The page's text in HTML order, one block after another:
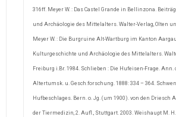
316ff. Meyer W. : Das Castel Grande in Bellinzona.
und Archäologie des Mittelalters. Walter-Verlag, Olten
Meyer W. : Die Burgruine Alt-Wartburg im Kanton
Kulturgeschichte und Archäologie des Mittelalters.
Freiburg i.Br. 1984. Schlieben : Die Hufeisen-Frage. Ann.
Altertumsk. u. Gesch.forschung. 1888: 334 – 364.
Hufbeschlages. Bern. o. Jg. (um 1900). von den Driesch
der Tiermedizin, 2. Aufl., Stuttgart. 2003. Weishaupt M. H.